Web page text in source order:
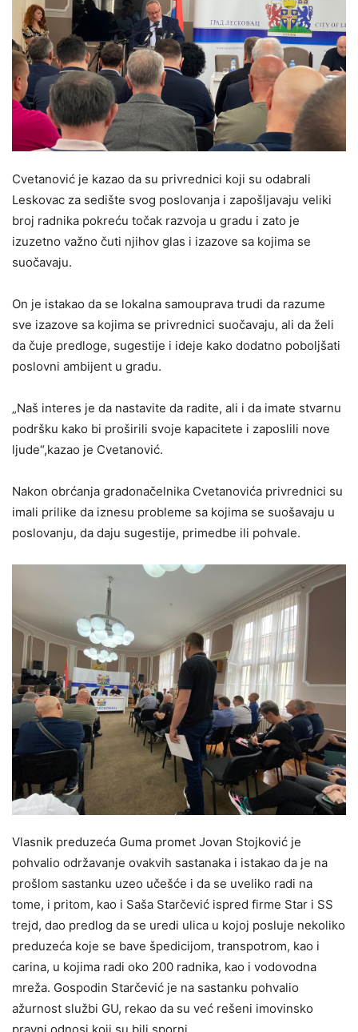
Cvetanović je kazao da su privrednici koji su odabrali
Leskovac za sedište svog poslovanja i zapošljavaju veliki
broj radnika pokreću točak razvoja u gradu i zato je
izuzetno važno čuti njihov glas i izazove sa kojima se
suočavaju.
On je istakao da se lokalna samouprava trudi da razume
sve izazove sa kojima se privrednici suočavaju, ali da želi
da čuje predloge, sugestije i ideje kako dodatno poboljšati
poslovni ambijent u gradu.
„Naš interes je da nastavite da radite, ali i da imate stvarnu
podršku kako bi proširili svoje kapacitete i zaposlili nove
ljude“,kazao je Cvetanović.
Nakon obrćanja gradonačelnika Cvetanovića privrednici su
imali prilike da iznesu probleme sa kojima se suošavaju u
poslovanju, da daju sugestije, primedbe ili pohvale.
Vlasnik preduzeća Guma promet Jovan Stojković je
pohvalio održavanje ovakvih sastanaka i istakao da je na
prošlom sastanku uzeo učešće i da se uveliko radi na
tome, i pritom, kao i Saša Starčević ispred firme Star i SS
trejd, dao predlog da se uredi ulica u kojoj posluje nekoliko
preduzeća koje se bave špedicijom, transpotrom, kao i
carina, u kojima radi oko 200 radnika, kao i vodovodna
mreža. Gospodin Starčević je na sastanku pohvalio
ažurnost službi GU, rekao da su već rešeni imovinsko